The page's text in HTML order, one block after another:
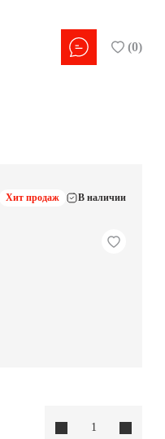
(0)
Хит продаж В наличии